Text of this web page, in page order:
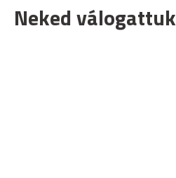
Neked válogattuk